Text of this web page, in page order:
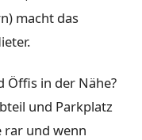
macht das
Öffis in der Nähe?
und Parkplatz
rar und wenn